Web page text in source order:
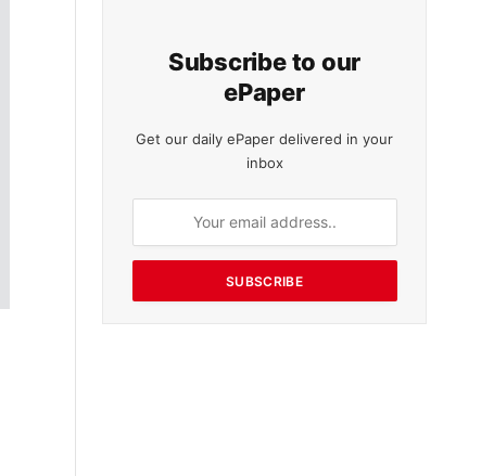
Subscribe to our
ePaper
Get our daily ePaper delivered in your
inbox
SUBSCRIBE